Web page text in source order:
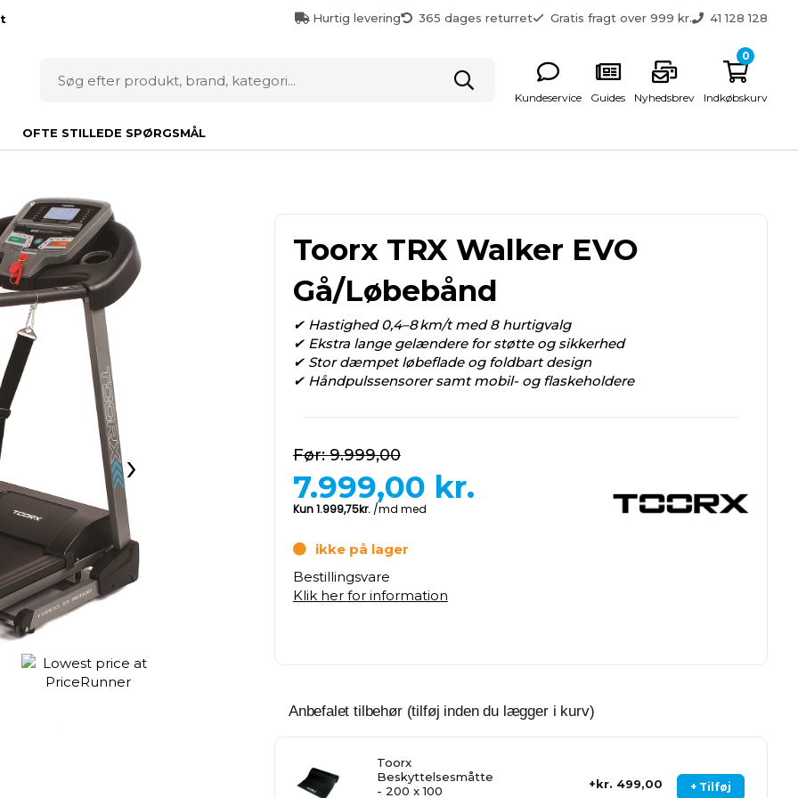
Hurtig levering 365 dages returret Gratis fragt over 999 kr. 41 128 128
Kundeservice Guides Nyhedsbrev Indkøbskurv
0
OFTE STILLEDE SPØRGSMÅL
›
Toorx TRX Walker EVO
Gå/Løbebånd
✔ Hastighed 0,4–8 km/t med 8 hurtigvalg
✔ Ekstra lange gelændere for støtte og sikkerhed
✔ Stor dæmpet løbeflade og foldbart design
✔ Håndpulssensorer samt mobil- og flaskeholdere
9.999,00
7.999,00 kr.
ikke på lager
Bestillingsvare
Klik her for information
Anbefalet tilbehør (tilføj inden du lægger i kurv)
+ Tilføj
Toorx
Beskyttelsesmåtte
- 200 x 100
kr. 499,00